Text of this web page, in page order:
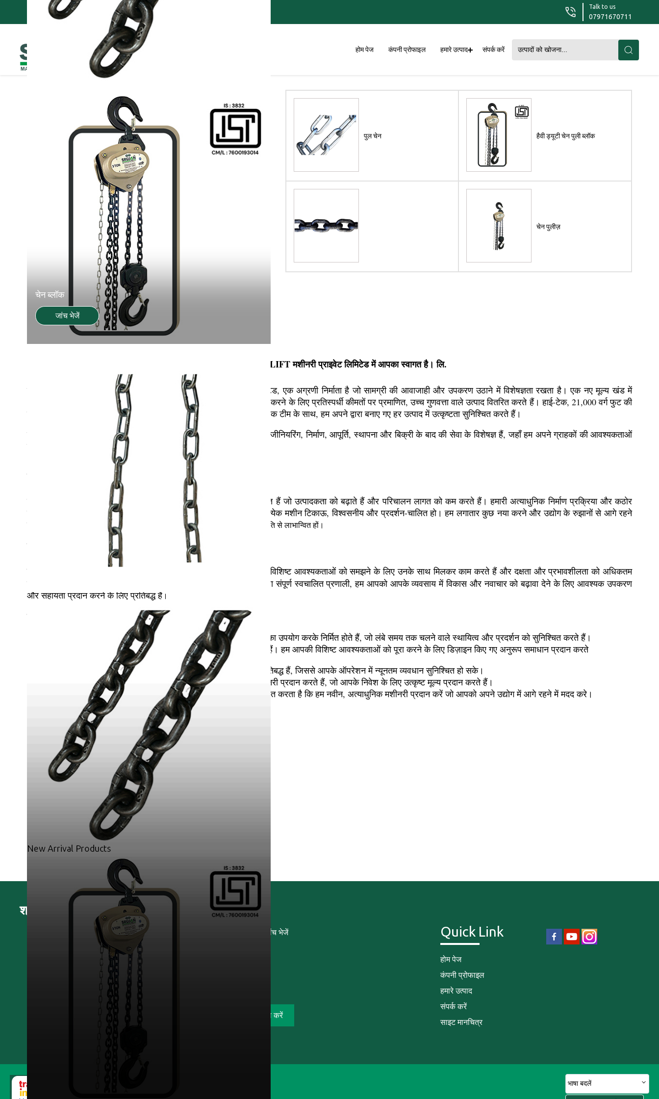
Talk to us
07971670711
श्रीजान Movlift मशीनरी प्रा।
GST : 24ABKCS5818C1ZE
होम पेज कंपनी प्रोफाइल हमारे उत्पाद संपर्क करें
चेन ब्लॉक
जांच भेजें
पुल चेन हैवी ड्यूटी चेन पुली ब्लॉक
चेन पुलीज़
SRUJAN MOVLIFT मशीनरी प्राइवेट लिमिटेड में आपका स्वागत है। लि.
राजकोट, गुजरात में 2023 में स्थापित श्रुजन मूवलिफ्ट मशीनरी प्राइवेट लिमिटेड, एक अग्रणी निर्माता है जो सामग्री की आवाजाही और उपकरण उठाने में विशेषज्ञता रखता है। एक नए मूल्य खंड में
अग्रणी के रूप में, हम पूरे भारत और विश्व स्तर पर उद्योगों की बढ़ती मांगों को पूरा करने के लिए प्रतिस्पर्धी कीमतों पर प्रमाणित, उच्च गुणवत्ता वाले उत्पाद वितरित करते हैं। हाई-टेक, 21,000 वर्ग फुट की
विनिर्माण सुविधा, उन्नत उत्पादन क्षमताओं और अनुभवी मैकेनिकल इंजीनियरों की एक टीम के साथ, हम अपने द्वारा बनाए गए हर उत्पाद में उत्कृष्टता सुनिश्चित करते हैं।
हमारे पास घर में सभी जगह बनाने के लिए इन-हाउस सुविधाएं हैं। हम डिज़ाइन, इंजीनियरिंग, निर्माण, आपूर्ति, स्थापना और बिक्री के बाद की सेवा के विशेषज्ञ हैं, जहाँ हम अपने ग्राहकों की आवश्यकताओं
नवाचार और गुणवत्ता के प्रति हमारी प्रतिबद्धता
हम अपने ग्राहकों को अत्याधुनिक मशीनरी समाधान प्रदान करने के लिए समर्पित हैं जो उत्पादकता को बढ़ाते हैं और परिचालन लागत को कम करते हैं। हमारी अत्याधुनिक निर्माण प्रक्रिया और कठोर
गुणवत्ता नियंत्रण यह सुनिश्चित करता है कि हमारे द्वारा प्रदान की जाने वाली प्रत्येक मशीन टिकाऊ, विश्वसनीय और प्रदर्शन-चालित हो। हम लगातार कुछ नया करने और उद्योग के रुझानों से आगे रहने
का प्रयास करते हैं, यह सुनिश्चित करते हुए कि
हमारे ग्राहक नवीनतम तकनीकी प्रगति से लाभान्वित हों।
ग्राहकों की सफलता पर मजबूत फोकस
हमारे ग्राहकों की सफलता में निहित है। हम प्रत्येक ग्राहक की विशिष्ट आवश्यकताओं को समझने के लिए उनके साथ मिलकर काम करते हैं और दक्षता और प्रभावशीलता को अधिकतम
करने वाले अनुरूप मशीनरी समाधान प्रदान करते हैं। चाहे वह एकल मशीन हो या संपूर्ण स्वचालित प्रणाली, हम आपको आपके व्यवसाय में विकास और नवाचार को बढ़ावा देने के लिए आवश्यक उपकरण
और सहायता प्रदान करने के लिए प्रतिबद्ध हैं ।
बेहतर गुणवत्ता: हमारे उत्पाद उच्च श्रेणी की सामग्री और नवीनतम तकनीक का उपयोग करके निर्मित होते हैं, जो लंबे समय तक चलने वाले स्थायित्व और प्रदर्शन को सुनिश्चित करते हैं।
अनुकूलित समाधान: हम समझते हैं कि हर व्यवसाय की विशिष्ट ज़रूरतें होती हैं। हम आपकी विशिष्ट आवश्यकताओं को पूरा करने के लिए डिज़ाइन किए गए अनुरूप समाधान प्रदान करते
समय पर डिलीवरी: हम आपके ऑर्डर को समय पर डिलीवर करने के लिए प्रतिबद्ध हैं, जिससे आपके ऑपरेशन में न्यूनतम व्यवधान सुनिश्चित हो सके।
प्रतिस्पर्धी मूल्य निर्धारण: हम प्रतिस्पर्धी कीमतों पर उच्च गुणवत्ता वाली मशीनरी प्रदान करते हैं, जो आपके निवेश के लिए उत्कृष्ट मूल्य प्रदान करते हैं।
नवोन्मेष और प्रौद्योगिकी: अनुसंधान और विकास पर हमारा ध्यान यह सुनिश्चित करता है कि हम नवीन, अत्याधुनिक मशीनरी प्रदान करें जो आपको अपने उद्योग में आगे रहने में मदद करे।
New Arrival Products
श्रीजान Movlift मशीनरी प्रा।
श्री रनू कुमार भारतीय(बिक्री विपणन शीर्ष
07971670711
प्लॉट नंबर 28, ग्लोबल इंडस्ट्रियल एस्टेट, रिब्डा रेलवे जंक्शन के
पास, राजकोट-गोंडल नेशनल हाईवे -27, एटी.आरआईबीडीए, डिस्ट।
राजकोट - 360311, गुजरात, भारत
जांच भेजें
मुझे निःशुल्क कॉल करें
Quick Link
होम पेज
कंपनी प्रोफाइल
हमारे उत्पाद
संपर्क करें
साइट मानचित्र
भाषा बदलें